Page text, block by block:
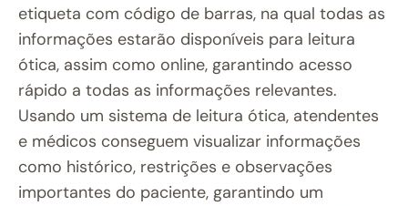
etiqueta com código de barras, na qual todas as
informações estarão disponíveis para leitura
ótica, assim como online, garantindo acesso
rápido a todas as informações relevantes.
Usando um sistema de leitura ótica, atendentes
e médicos conseguem visualizar informações
como histórico, restrições e observações
importantes do paciente, garantindo um